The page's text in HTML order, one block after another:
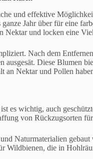
und effektive
Jahr über für eine
und locken eine
Nach dem
ausgesät. Diese Blumen
an Nektar und Pollen
es wichtig, auch
von Rückzugsorten
Naturmaterialien
Wildbienen, die in